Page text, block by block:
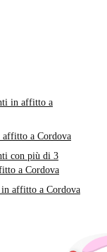
in affitto a
a Cordova
con più di 3
a Cordova
affitto a Cordova